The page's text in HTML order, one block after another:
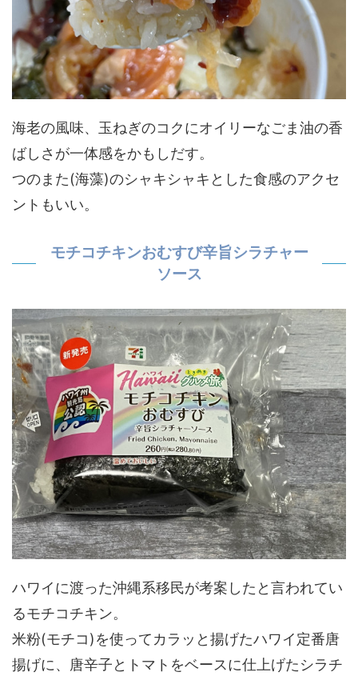
海老の風味、玉ねぎのコクにオイリーなごま油の香
ばしさが一体感をかもしだす。
つのまた(海藻)のシャキシャキとした食感のアクセ
ントもいい。
モチコチキンおむすび辛旨シラチャー
ソース
ハワイに渡った沖縄系移民が考案したと言われてい
るモチコチキン。
米粉(モチコ)を使ってカラッと揚げたハワイ定番唐
揚げに、唐辛子とトマトをベースに仕上げたシラチ